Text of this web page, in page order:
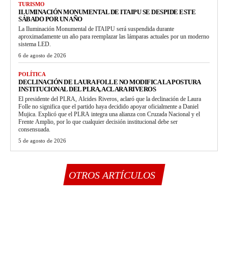
TURISMO
ILUMINACIÓN MONUMENTAL DE ITAIPU SE DESPIDE ESTE
SÁBADO POR UN AÑO
La Iluminación Monumental de ITAIPU será suspendida durante
aproximadamente un año para reemplazar las lámparas actuales por un moderno
sistema LED.
6 de agosto de 2026
POLÍTICA
DECLINACIÓN DE LAURA FOLLE NO MODIFICA LA POSTURA
INSTITUCIONAL DEL PLRA, ACLARA RIVEROS
El presidente del PLRA, Alcides Riveros, aclaró que la declinación de Laura
Folle no significa que el partido haya decidido apoyar oficialmente a Daniel
Mujica. Explicó que el PLRA integra una alianza con Cruzada Nacional y el
Frente Amplio, por lo que cualquier decisión institucional debe ser
consensuada.
5 de agosto de 2026
OTROS ARTÍCULOS